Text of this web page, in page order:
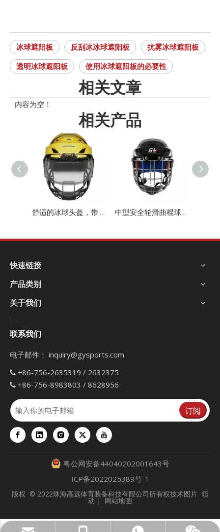
冰球遮阳板 反刮冰冰球遮阳板
抗雾冰球遮阳板
透明冰球遮阳板
使用冰球遮阳板的必要性
相关文章
内容为空！
相关产品
舒适的冰球头盔，带 护目镜 中型安全轮滑曲棍球冰球头盔
快速链接
产品类别
关于我们
联系我们
电子邮件： inquiry@gysports.com
 +86-756-2635319 / 2632375
 +86-756-8983803 / 8628956
订阅
粤公网安备44040202001643号
ICP备2022025389号-1
版权 © 2022珠海高远体育装备科技有限公司所有权技术图片 领
动 | 网站地图